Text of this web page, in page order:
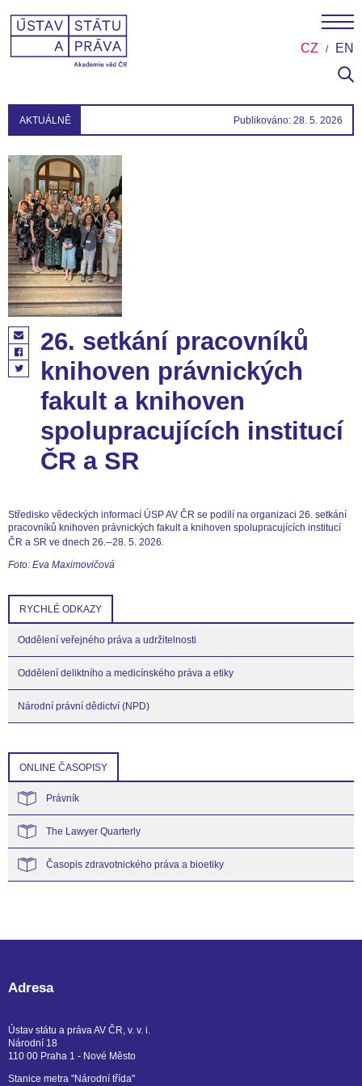
CZ EN
AKTUÁLNĚ Publikováno: 28. 5. 2026
26. setkání pracovníků
knihoven právnických
fakult a knihoven
spolupracujících institucí
ČR a SR
Středisko vědeckých informací ÚSP AV ČR se podílí na organizaci 26. setkání
pracovníků knihoven právnických fakult a knihoven spolupracujících institucí
ČR a SR ve dnech 26. –28. 5. 2026
Foto: Eva Maximovičová
RYCHLÉ ODKAZY
Oddělení veřejného práva a udržitelnosti
Oddělení deliktního a medicínského práva a etiky
Národní právní dědictví (NPD)
ONLINE ČASOPISY
Právník
The Lawyer Quarterly
Časopis zdravotnického práva a bioetiky
Adresa
Ústav státu a práva AV ČR, v. v. i.
Národní 18
110 00 Praha 1 - Nové Město
Stanice metra "Národní třída"